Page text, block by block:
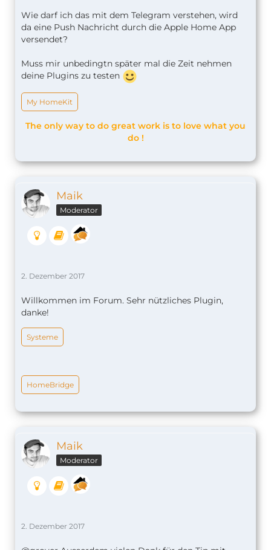
Wie darf ich das mit dem Telegram verstehen, wird
da eine Push Nachricht durch die Apple Home App
versendet?
Muss mir unbedingtn später mal die Zeit nehmen
deine Plugins zu testen
My HomeKit
The only way to do great work is to love what you
do !
Maik
Moderator
2. Dezember 2017
Willkommen im Forum. Sehr nützliches Plugin,
danke!
Systeme
HomeBridge
Maik
Moderator
2. Dezember 2017